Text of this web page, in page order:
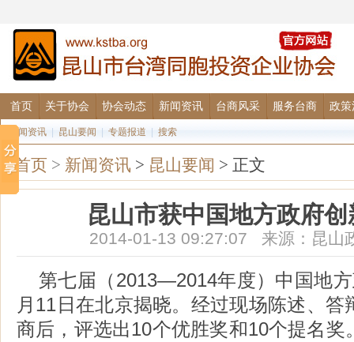
首页 关于协会 协会动态 新闻资讯 台商风采 服务台商 政策
要闻资讯 昆山要闻 专题报道 搜索
首页 > 新闻资讯 > 昆山要闻 > 正文
昆山市获中国地方政府
2014-01-13 09:27:07 来源：昆
第七届（2013—2014年度）中国地
月11日在北京揭晓。经过现场陈述、
商后，评选出10个优胜奖和10个提名奖